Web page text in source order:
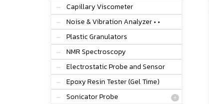
Capillary Viscometer
Noise & Vibration Analyzer • •
Plastic Granulators
NMR Spectroscopy
Electrostatic Probe and Sensor
Epoxy Resin Tester (Gel Time)
Sonicator Probe